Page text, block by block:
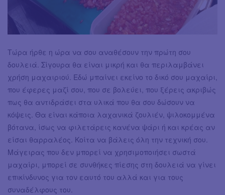
Τώρα ήρθε η ώρα να σου αναθέσουν την πρώτη σου
δουλειά. Σίγουρα θα είναι μικρή και θα περιλαμβάνει
χρήση μαχαιριού. Εδώ μπαίνει εκείνο το δικό σου μαχαίρι,
που έφερες μαζί σου, που σε βολεύει, που ξέρεις ακριβώς
πως θα αντιδράσει στα υλικά που θα σου δώσουν να
κόψεις. Θα είναι κάποια λαχανικά ζουλιέν, ψιλοκομμένα
βότανα, ίσως να φιλετάρεις κανένα ψάρι ή και κρέας αν
είσαι θαρραλέος. Κοίτα να βάλεις όλη την τεχνική σου.
Μάγειρας που δεν μπορεί να χρησιμοποιήσει σωστά
μαχαίρι, μπορεί σε συνθήκες πίεσης στη δουλειά να γίνει
επικίνδυνος για τον εαυτό του αλλά και για τους
συναδέλφους του.